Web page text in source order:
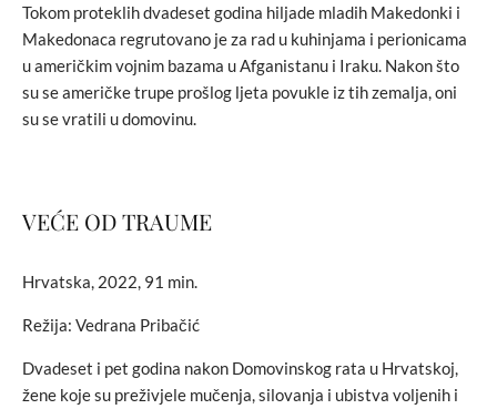
Tokom proteklih dvadeset godina hiljade mladih Makedonki i
Makedonaca regrutovano je za rad u kuhinjama i perionicama
u američkim vojnim bazama u Afganistanu i Iraku. Nakon što
su se američke trupe prošlog ljeta povukle iz tih zemalja, oni
su se vratili u domovinu.
VEĆE OD TRAUME
Hrvatska, 2022, 91 min.
Režija: Vedrana Pribačić
Dvadeset i pet godina nakon Domovinskog rata u Hrvatskoj,
žene koje su preživjele mučenja, silovanja i ubistva voljenih i